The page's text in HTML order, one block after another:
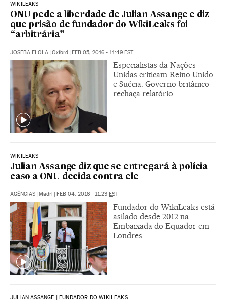
WIKILEAKS
ONU pede a liberdade de Julian Assange e diz
que prisão de fundador do WikiLeaks foi
“arbitrária”
JOSEBA ELOLA Oxford FEB 05, 2016 - 11:49 EST
Especialistas da Nações
Unidas criticam Reino Unido
e Suécia. Governo britânico
rechaça relatório
WIKILEAKS
Julian Assange diz que se entregará à polícia
caso a ONU decida contra ele
AGÊNCIAS Madri FEB 04, 2016 - 11:23 EST
Fundador do WikiLeaks está
asilado desde 2012 na
Embaixada do Equador em
Londres
JULIAN ASSANGE | FUNDADOR DO WIKILEAKS